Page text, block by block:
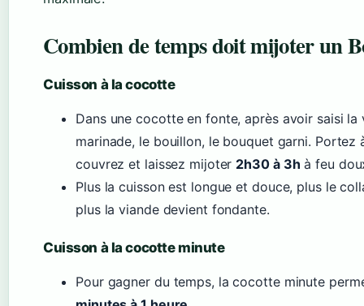
Combien de temps doit mijoter un
Cuisson à la cocotte
Dans une cocotte en fonte, après avoir saisi la
marinade, le bouillon, le bouquet garni. Portez
couvrez et laissez mijoter 2h30 à 3h à feu
Plus la cuisson est longue et douce, plus le
plus la viande devient fondante.
Cuisson à la cocotte minute
Pour gagner du temps, la cocotte minute